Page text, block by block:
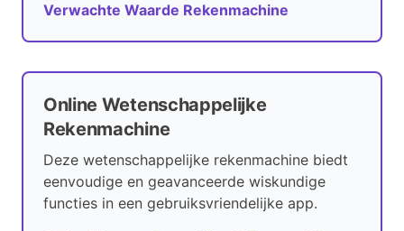
Verwachte Waarde Rekenmachine
Online Wetenschappelijke
Rekenmachine
Deze wetenschappelijke rekenmachine biedt
eenvoudige en geavanceerde wiskundige
functies in een gebruiksvriendelijke app.